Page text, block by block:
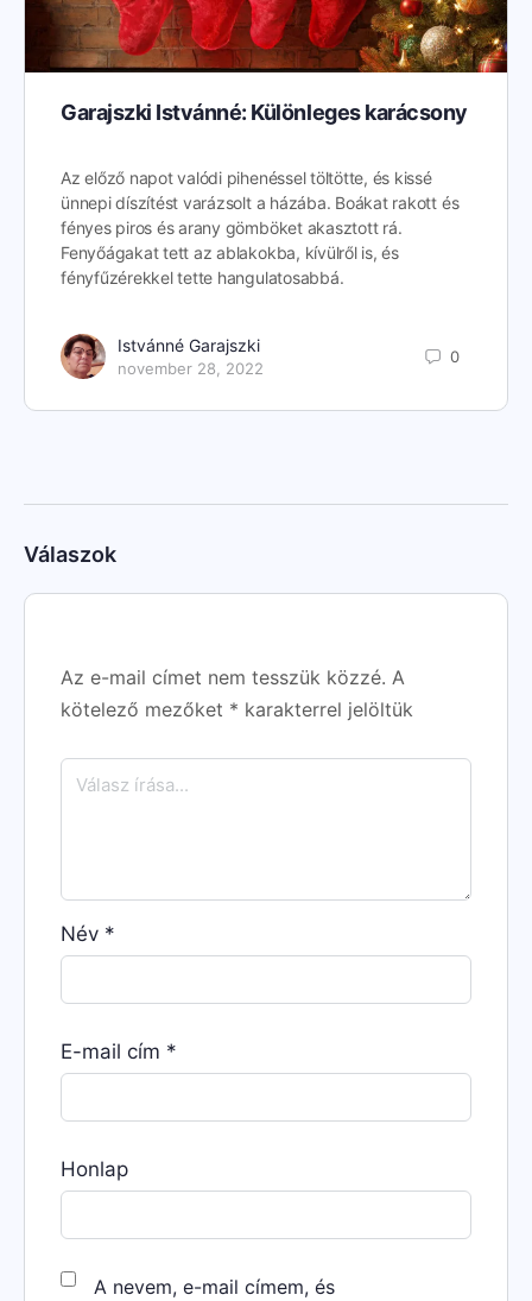
Garajszki Istvánné: Különleges karácsony
Az előző napot valódi pihenéssel töltötte, és kissé
ünnepi díszítést varázsolt a házába. Boákat rakott és
fényes piros és arany gömböket akasztott rá.
Fenyőágakat tett az ablakokba, kívülről is, és
fényfűzérekkel tette hangulatosabbá.
Istvánné Garajszki
november 28, 2022
0
Válaszok
Az e-mail címet nem tesszük közzé. A
kötelező mezőket * karakterrel jelöltük
Név *
E-mail cím *
Honlap
A nevem, e-mail címem, és